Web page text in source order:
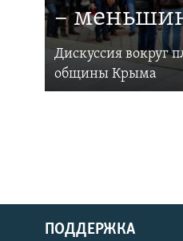
–
Дискуссия вокруг
общины Крыма
ПОДДЕРЖКА